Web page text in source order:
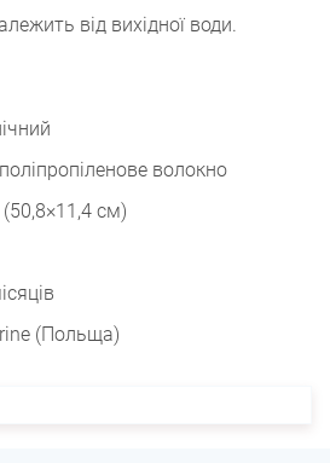
від вихідної води.
волокно
см)
(Польща)